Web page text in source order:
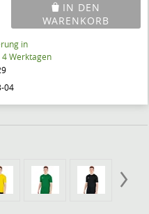
IN DEN
WARENKORB
in
4 Werktagen
04